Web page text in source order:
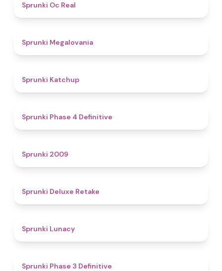
Sprunki Oc Real
Sprunki Megalovania
Sprunki Katchup
Sprunki Phase 4 Definitive
Sprunki 2009
Sprunki Deluxe Retake
Sprunki Lunacy
Sprunki Phase 3 Definitive